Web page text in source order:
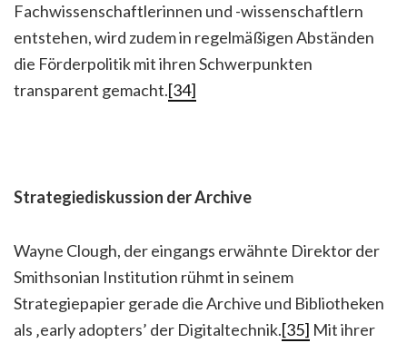
Fachwissenschaftlerinnen und -wissenschaftlern
entstehen, wird zudem in regelmäßigen Abständen
die Förderpolitik mit ihren Schwerpunkten
transparent gemacht.[34]
Strategiediskussion der Archive
Wayne Clough, der eingangs erwähnte Direktor der
Smithsonian Institution rühmt in seinem
Strategiepapier gerade die Archive und Bibliotheken
als ‚early adopters’ der Digitaltechnik.[35] Mit ihrer